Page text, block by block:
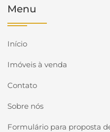
Menu
Início
Imóveis à venda
Contato
Sobre nós
Formulário para proposta